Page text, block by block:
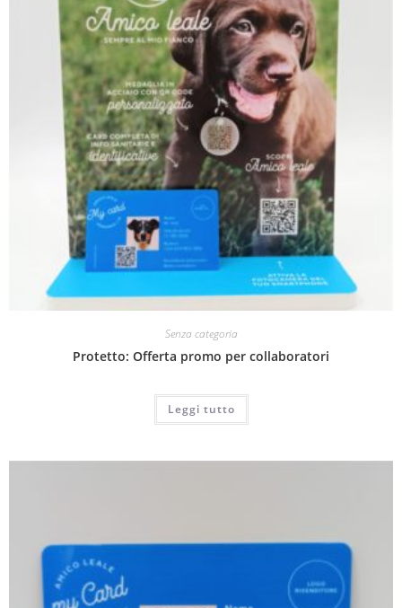
Senza categoria
Protetto: Offerta promo per collaboratori
Leggi tutto